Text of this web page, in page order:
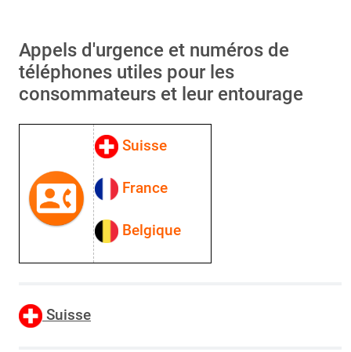
Appels d'urgence et numéros de
téléphones utiles pour les
consommateurs et leur entourage
Suisse
France
Belgique
Suisse